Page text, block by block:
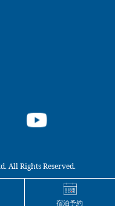
All Rights Reserved.
宿泊予約